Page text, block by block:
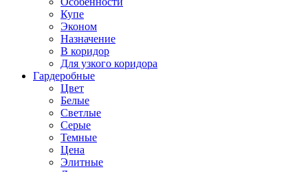
Купе
Эконом
Назначение
В коридор
Для узкого коридора
Гардеробные
Цвет
Белые
Светлые
Серые
Темные
Цена
Элитные